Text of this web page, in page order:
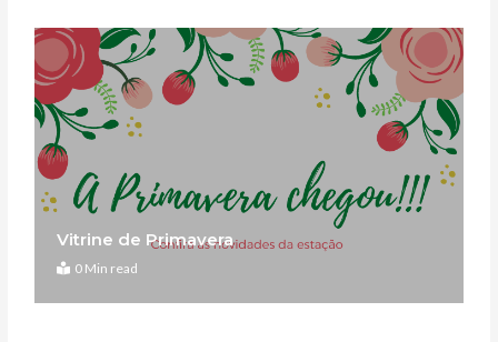
Vitrine de Primavera
0 Min read